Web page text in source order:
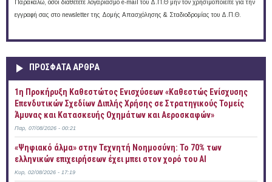
Παρακαλώ, όσοι διαθέτετε λογαριασμό e-mail του Δ.Π.Θ μην τον χρησιμοποιείτε για την
εγγραφή σας στο newsletter της Δομής Απασχόλησης & Σταδιοδρομίας του Δ.Π.Θ.
ΠΡOΣΦΑΤΑ AΡΘΡΑ
1η Προκήρυξη Καθεστώτος Ενισχύσεων «Καθεστώς Ενίσχυσης
Επενδυτικών Σχεδίων Διπλής Χρήσης σε Στρατηγικούς Τομείς
Άμυνας και Κατασκευής Οχημάτων και Αεροσκαφών»
Παρ, 07/08/2026 - 00:21
«Ψηφιακό άλμα» στην Τεχνητή Νοημοσύνη: Το 70% των
ελληνικών επιχειρήσεων έχει μπει στον χορό του AI
Κυρ, 02/08/2026 - 17:19